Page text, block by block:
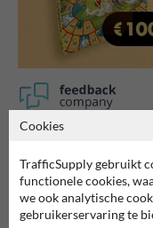
Rating
9.4
Cookies
TrafficSupply gebruikt
functionele cookies,
we ook analytische
gebruikerservaring te